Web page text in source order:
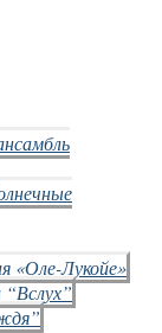
«Оле-Лукойе»